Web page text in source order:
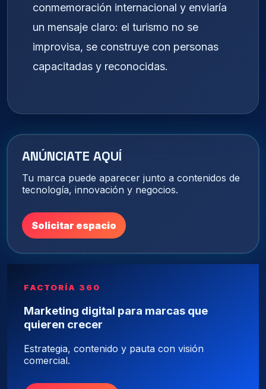
conmemoración internacional y enviaría
un mensaje claro: el turismo no se
improvisa, se construye con personas
capacitadas y reconocidas.
ANÚNCIATE AQUÍ
Tu marca puede aparecer junto a contenidos de
tecnología, innovación y negocios.
Solicitar espacio
FACTORÍA 360
Marketing digital para marcas que
quieren crecer
Estrategia, contenido y pauta con visión
comercial.